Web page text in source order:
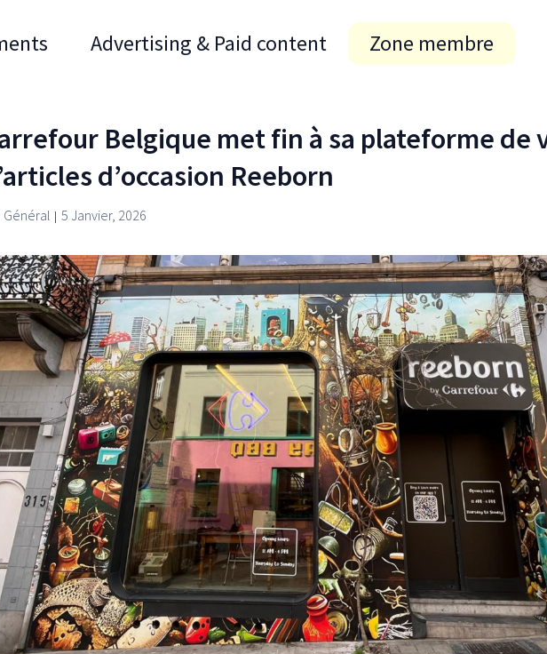
Advertising & Paid content Zone membre
Belgique met fin à sa plateforme de
d’occasion Reeborn
Général 5 Janvier, 2026